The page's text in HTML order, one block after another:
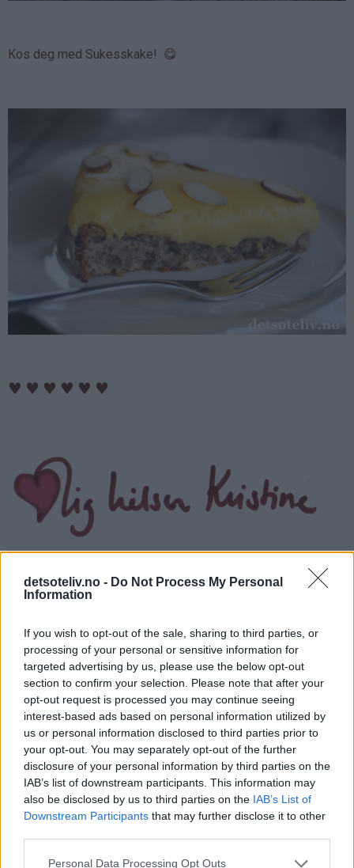
detsoteliv.no - Do Not Process My Personal
Information
If you wish to opt-out of the sale, sharing to third parties, or
processing of your personal or sensitive information for
targeted advertising by us, please use the below opt-out
section to confirm your selection. Please note that after your
opt-out request is processed you may continue seeing
interest-based ads based on personal information utilized by
us or personal information disclosed to third parties prior to
your opt-out. You may separately opt-out of the further
disclosure of your personal information by third parties on the
IAB’s list of downstream participants. This information may
also be disclosed by us to third parties on the IAB’s List of
Downstream Participants that may further disclose it to other
Personal Data Processing Opt Outs
Kos deg med Sukesskake! 😋
♥ ♥ ♥ ♥ ♥ ♥